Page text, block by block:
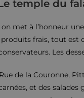
temple du
on met à l’honneur
frais, tout est
Les
de la Couronne,
et des salades